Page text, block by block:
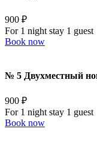
900 ₽
For 1 night stay 1 guest
Book now
№ 5 Двухместный
900 ₽
For 1 night stay 1 guest
Book now